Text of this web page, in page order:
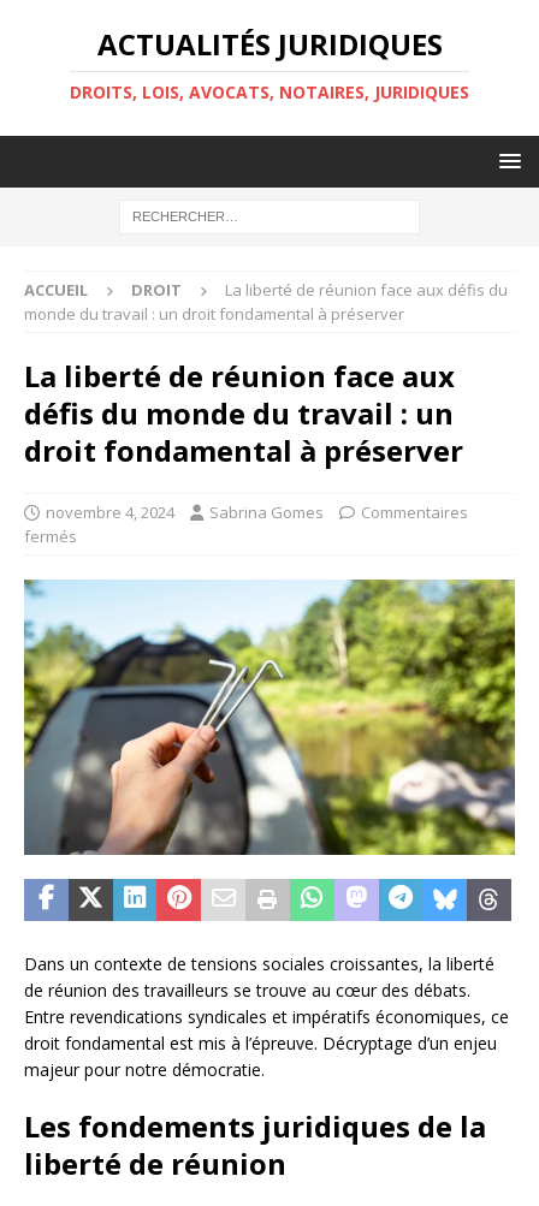
ACTUALITÉS JURIDIQUES
DROITS, LOIS, AVOCATS, NOTAIRES, JURIDIQUES
ACCUEIL DROIT
La liberté de réunion face aux défis du
monde du travail : un droit fondamental à préserver
La liberté de réunion face aux
défis du monde du travail : un
droit fondamental à préserver
novembre 4, 2024 Sabrina Gomes
Commentaires
fermés
Dans un contexte de tensions sociales croissantes, la liberté
de réunion des travailleurs se trouve au cœur des débats.
Entre revendications syndicales et impératifs économiques, ce
droit fondamental est mis à l’épreuve. Décryptage d’un enjeu
majeur pour notre démocratie.
Les fondements juridiques de la
liberté de réunion